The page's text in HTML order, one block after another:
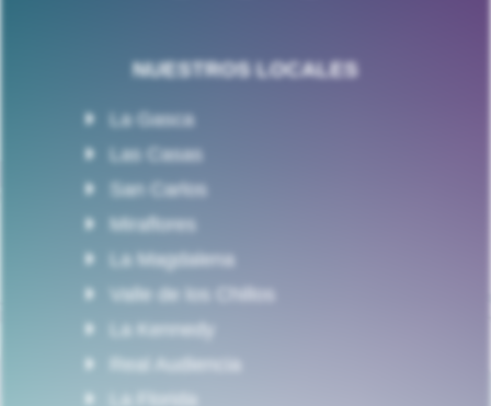
NUESTROS LOCALES
La Gasca
Las Casas
San Carlos
Miraflores
La Magdalena
Valle de los Chillos
La Kennedy
Real Audiencia
La Florida